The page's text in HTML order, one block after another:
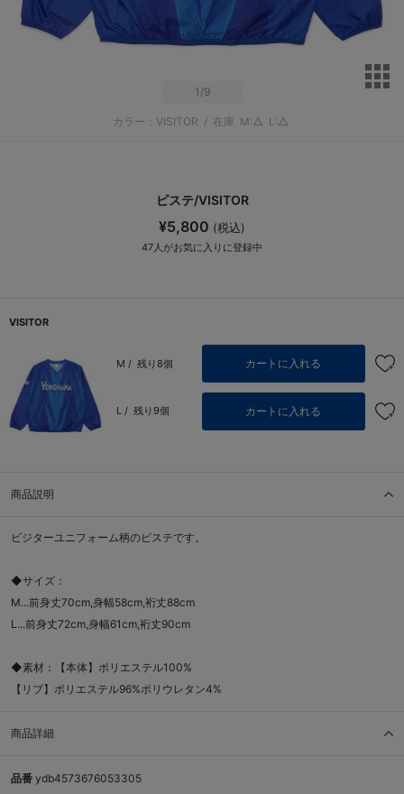
1 /9
カラー：VISITOR / 在庫 M:△ L:△
ピステ/VISITOR
¥5,800 (税込)
47人がお気に入りに登録中
VISITOR
M / 残り8個 カートに入れる
L / 残り9個 カートに入れる
商品説明
ビジターユニフォーム柄のピステです。
◆サイズ：
M...前身丈70cm,身幅58cm,裄丈88cm
L...前身丈72cm,身幅61cm,裄丈90cm
◆素材：【本体】ポリエステル100%
【リブ】ポリエステル96%ポリウレタン4%
商品詳細
品番 ydb4573676053305